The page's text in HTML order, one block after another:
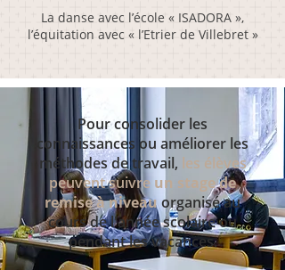
La danse avec l’école « ISADORA »,
l’équitation avec « l’Etrier de Villebret »
Pour consolider les
connaissances ou améliorer les
méthodes de travail, les élèves
peuvent suivre un stage de
remise à niveau organisé au
cours de l'année scolaire ou
pendant les vacances.